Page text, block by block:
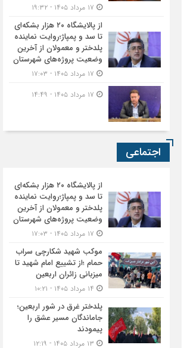
از پالایشگاه ۲۰ هزار بشکه‌ای
تا سد و پمپاژ؛روایت نماینده
پلدختر و معمولان از آخرین
وضعیت پروژه‌های شهرستان
اجتماعی
از پالایشگاه ۲۰ هزار بشکه‌ای
تا سد و پمپاژ؛روایت نماینده
پلدختر و معمولان از آخرین
وضعیت پروژه‌های شهرستان
موکب شهید شکارچی سراب
حمام ؛از تشییع امام شهید تا
میزبانی زائران اربعین
پلدختر غرق در شور اربعین؛
جاماندگان مسیر عشق را
پیمودند